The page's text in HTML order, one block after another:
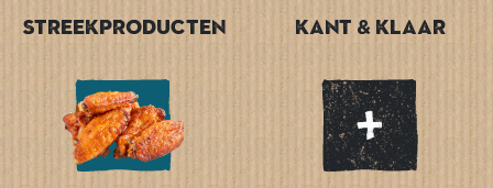
Streekproducten Kant & Klaar